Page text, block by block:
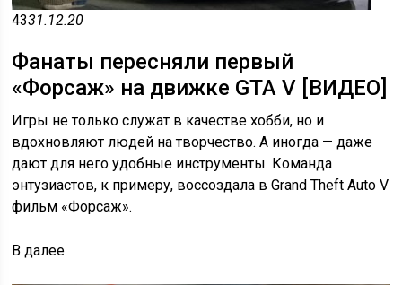
4331.12.20
Фанаты пересняли первый
«Форсаж» на движке GTA V [ВИДЕО]
Игры не только служат в качестве хобби, но и
вдохновляют людей на творчество. А иногда — даже
дают для него удобные инструменты. Команда
энтузиастов, к примеру, воссоздала в Grand Theft Auto V
фильм «Форсаж».
В далее